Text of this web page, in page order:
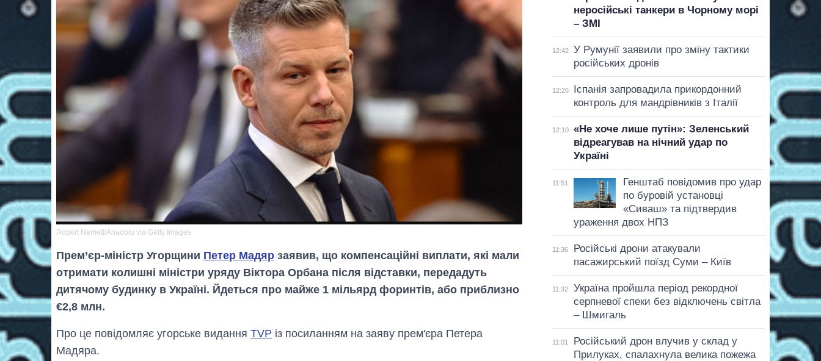
Robert Nemeti/Anadolu via Getty Images
Прем’єр-міністр Угорщини Петер Мадяр заявив, що компенсаційні виплати, які мали
отримати колишні міністри уряду Віктора Орбана після відставки, передадуть
дитячому будинку в Україні. Йдеться про майже 1 мільярд форинтів, або приблизно
€2,8 млн.
Про це повідомляє угорське видання TVP із посиланням на заяву прем'єра Петера
Мадяра.
неросійські танкери в Чорному морі
– ЗМІ
12:42
У Румунії заявили про зміну тактики
російських дронів
12:26
Іспанія запровадила прикордонний
контроль для мандрівників з Італії
12:10
«Не хоче лише путін»: Зеленський
відреагував на нічний удар по
Україні
11:51
Генштаб повідомив про удар
по буровій установці
«Сиваш» та підтвердив
ураження двох НПЗ
11:36
Російські дрони атакували
пасажирський поїзд Суми – Київ
11:32
Україна пройшла період рекордної
серпневої спеки без відключень світла
– Шмигаль
11:01
Російський дрон влучив у склад у
Прилуках, спалахнула велика пожежа